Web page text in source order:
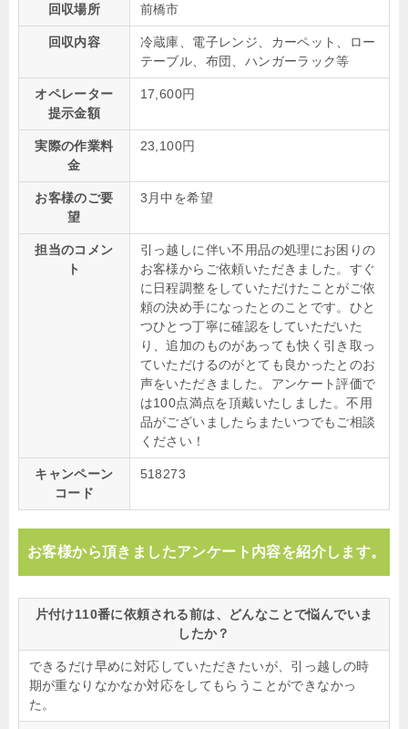
回収場所 前橋市
回収内容
冷蔵庫、電子レンジ、カーペット、ロー
テーブル、布団、ハンガーラック等
オペレーター
提示金額
17,600円
実際の作業料
金
23,100円
お客様のご要
望
3月中を希望
担当のコメン
ト
引っ越しに伴い不用品の処理にお困りの
お客様からご依頼いただきました。すぐ
に日程調整をしていただけたことがご依
頼の決め手になったとのことです。ひと
つひとつ丁寧に確認をしていただいた
り、追加のものがあっても快く引き取っ
ていただけるのがとても良かったとのお
声をいただきました。アンケート評価で
は100点満点を頂戴いたしました。不用
品がございましたらまたいつでもご相談
ください！
キャンペーン
コード
518273
お客様から頂きましたアンケート内容を紹介します。
片付け110番に依頼される前は、どんなことで悩んでいま
したか？
できるだけ早めに対応していただきたいが、引っ越しの時
期が重なりなかなか対応をしてもらうことができなかっ
た。